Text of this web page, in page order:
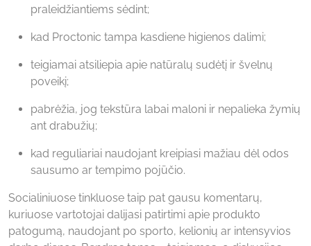
praleidžiantiems sėdint;
kad Proctonic tampa kasdiene higienos dalimi;
teigiamai atsiliepia apie natūralų sudėtį ir švelnų
poveikį;
pabrėžia, jog tekstūra labai maloni ir nepalieka žymių
ant drabužių;
kad reguliariai naudojant kreipiasi mažiau dėl odos
sausumo ar tempimo pojūčio.
Socialiniuose tinkluose taip pat gausu komentarų,
kuriuose vartotojai dalijasi patirtimi apie produkto
patogumą, naudojant po sporto, kelionių ar intensyvios